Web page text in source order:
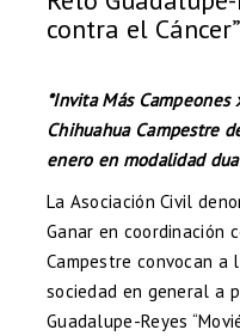
contra el Cáncer”
*Invita Más Campeones
Chihuahua Campestre
enero en modalidad
La Asociación Civil
Ganar en coordinación
Campestre convocan a
sociedad en general a
Guadalupe-Reyes